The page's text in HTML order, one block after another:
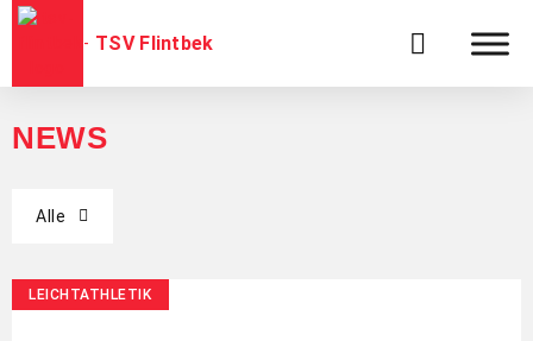
TSV Flintbek
NEWS
Alle
LEICHTATHLETIK